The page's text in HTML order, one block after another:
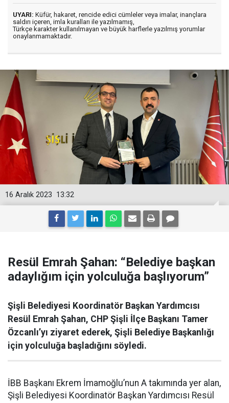
UYARI: Küfür, hakaret, rencide edici cümleler veya imalar, inançlara
saldırı içeren, imla kuralları ile yazılmamış,
Türkçe karakter kullanılmayan ve büyük harflerle yazılmış yorumlar
onaylanmamaktadır.
13:32
16 Aralık 2023
Resül Emrah Şahan: “Belediye başkan
adaylığım için yolculuğa başlıyorum”
Şişli Belediyesi Koordinatör Başkan Yardımcısı
Resül Emrah Şahan, CHP Şişli İlçe Başkanı Tamer
Özcanlı’yı ziyaret ederek, Şişli Belediye Başkanlığı
için yolculuğa başladığını söyledi.
İBB Başkanı Ekrem İmamoğlu’nun A takımında yer alan,
Şişli Belediyesi Koordinatör Başkan Yardımcısı Resül